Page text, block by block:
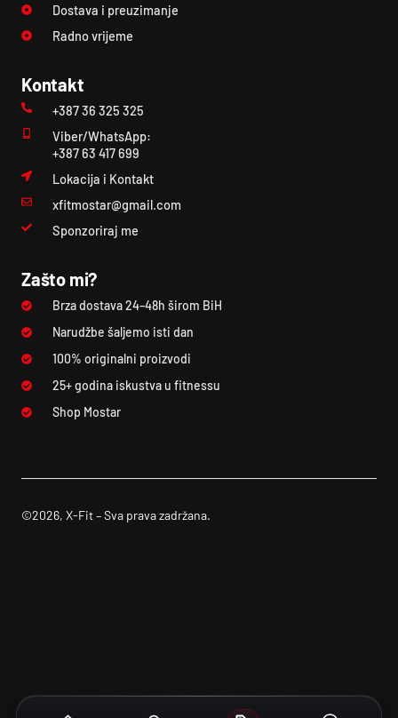
Dostava i preuzimanje
Radno vrijeme
Kontakt
+387 36 325 325
Viber/WhatsApp:
+387 63 417 699
Lokacija i Kontakt
xfitmostar@gmail.com
Sponzoriraj me
Zašto mi?
Brza dostava 24–48h širom BiH
Narudžbe šaljemo isti dan
100% originalni proizvodi
25+ godina iskustva u fitnessu
Shop Mostar
©2026, X-Fit – Sva prava zadržana.